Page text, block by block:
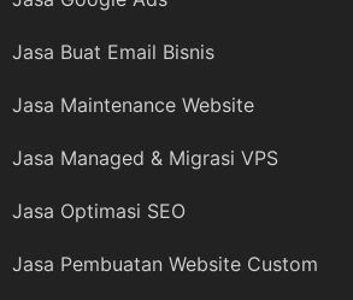
Jasa Buat Email Bisnis
Jasa Maintenance Website
Jasa Managed & Migrasi VPS
Jasa Optimasi SEO
Jasa Pembuatan Website Custom